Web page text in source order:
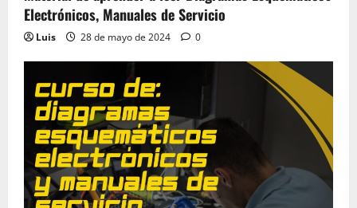
Electrónicos, Manuales de Servicio
Luis 28 de mayo de 2024 0